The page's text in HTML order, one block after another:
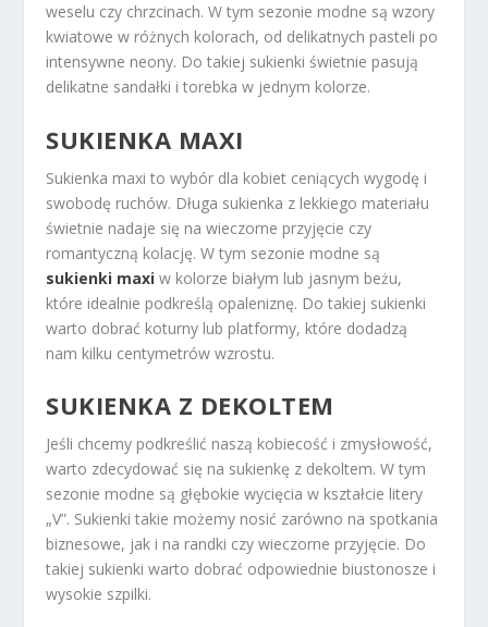
weselu czy chrzcinach. W tym sezonie modne są wzory
kwiatowe w różnych kolorach, od delikatnych pasteli po
intensywne neony. Do takiej sukienki świetnie pasują
delikatne sandałki i torebka w jednym kolorze.
SUKIENKA MAXI
Sukienka maxi to wybór dla kobiet ceniących wygodę i
swobodę ruchów. Długa sukienka z lekkiego materiału
świetnie nadaje się na wieczorne przyjęcie czy
romantyczną kolację. W tym sezonie modne są
sukienki maxi w kolorze białym lub jasnym beżu,
które idealnie podkreślą opaleniznę. Do takiej sukienki
warto dobrać koturny lub platformy, które dodadzą
nam kilku centymetrów wzrostu.
SUKIENKA Z DEKOLTEM
Jeśli chcemy podkreślić naszą kobiecość i zmysłowość,
warto zdecydować się na sukienkę z dekoltem. W tym
sezonie modne są głębokie wycięcia w kształcie litery
„V”. Sukienki takie możemy nosić zarówno na spotkania
biznesowe, jak i na randki czy wieczorne przyjęcie. Do
takiej sukienki warto dobrać odpowiednie biustonosze i
wysokie szpilki.